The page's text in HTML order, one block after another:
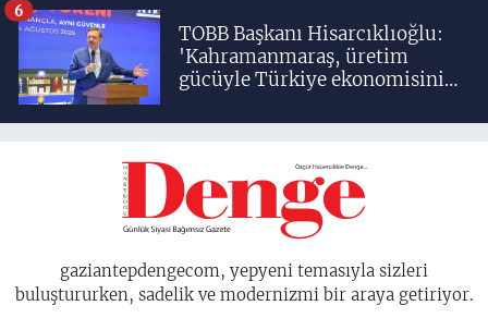
TOBB Başkanı Hisarcıklıoğlu:
'Kahramanmaraş, üretim
gücüyle Türkiye ekonomisinin
birisidir'
6
gaziantepdengecom, yepyeni temasıyla sizleri
buluştururken, sadelik ve modernizmi bir araya getiriyor.